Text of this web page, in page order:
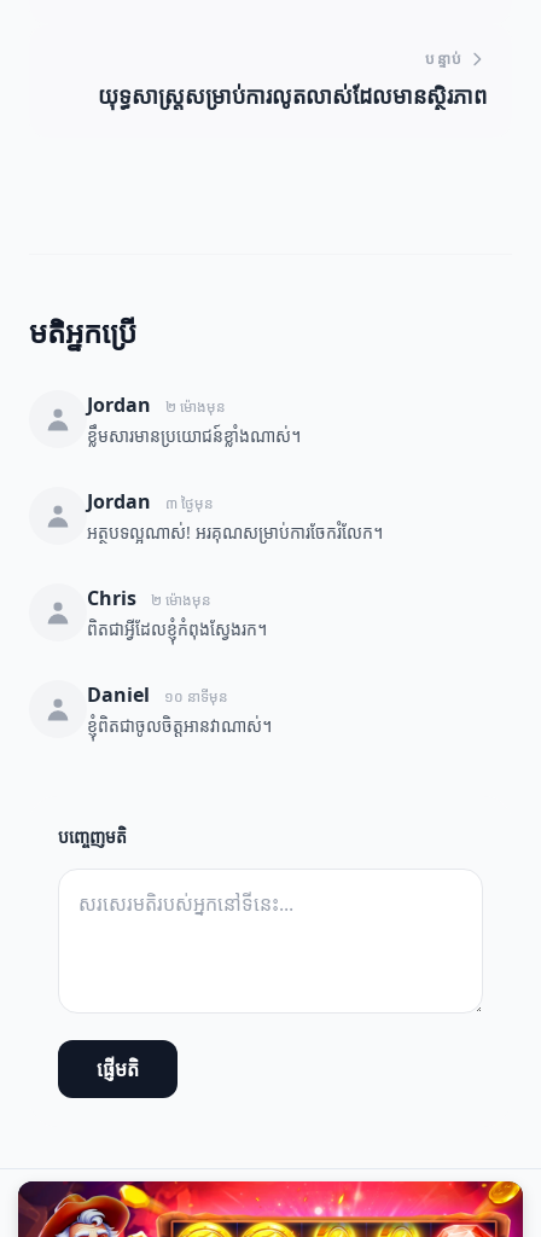
បន្ទាប់
យុទ្ធសាស្ត្រសម្រាប់ការលូតលាស់ដែលមានស្ថិរភាព
មតិអ្នកប្រើ
Jordan ២ ម៉ោងមុន
ខ្លឹមសារមានប្រយោជន៍ខ្លាំងណាស់។
Jordan ៣ ថ្ងៃមុន
អត្ថបទល្អណាស់! អរគុណសម្រាប់ការចែករំលែក។
Chris ២ ម៉ោងមុន
ពិតជាអ្វីដែលខ្ញុំកំពុងស្វែងរក។
Daniel ១០ នាទីមុន
ខ្ញុំពិតជាចូលចិត្តអានវាណាស់។
បញ្ចេញមតិ
ផ្ញើមតិ